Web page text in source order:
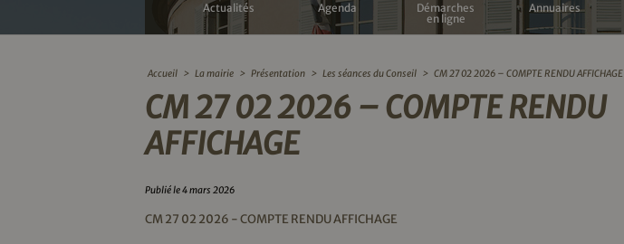
Actualités Agenda
Démarches
en ligne
Annuaires
Accueil > La mairie > Présentation > Les séances du Conseil > CM 27 02 2026 – COMPTE RENDU AFFICHAGE
CM 27 02 2026 – COMPTE RENDU
AFFICHAGE
Publié le 4 mars 2026
CM 27 02 2026 - COMPTE RENDU AFFICHAGE